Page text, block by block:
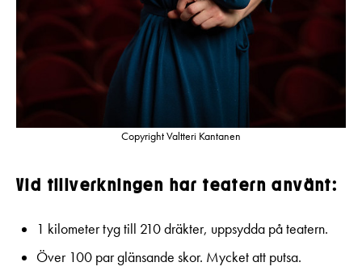
Copyright Valtteri Kantanen
Vid tillverkningen har teatern använt:
1 kilometer tyg till 210 dräkter, uppsydda på teatern.
Över 100 par glänsande skor. Mycket att putsa.